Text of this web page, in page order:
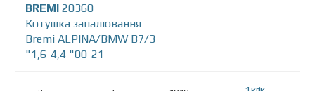
BREMI 20360
Котушка запалювання
Bremi ALPINA/BMW B7/3
"1,6-4,4 "00-21